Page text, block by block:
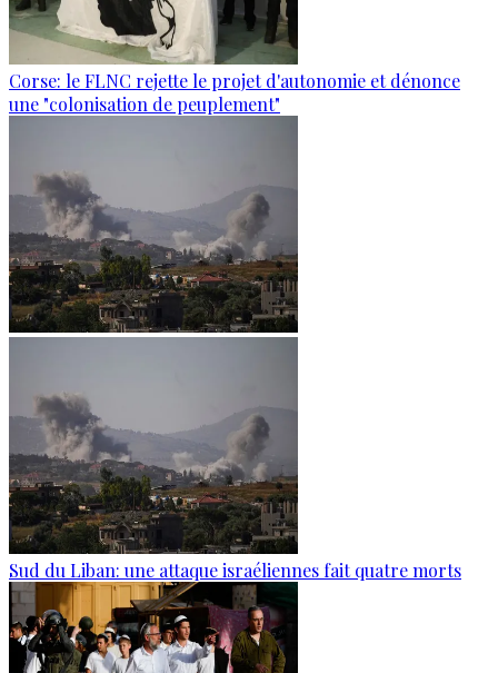
Corse: le FLNC rejette le projet d'autonomie et dénonce
une "colonisation de peuplement"
Sud du Liban: une attaque israéliennes fait quatre morts